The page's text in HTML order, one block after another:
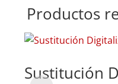
Productos
Sustitución